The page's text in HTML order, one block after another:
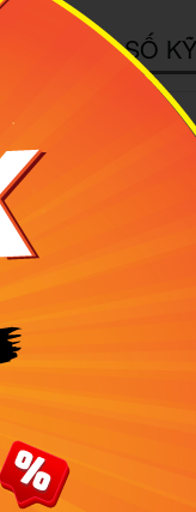
THÔNG SỐ
Chất liệu:
Phù hợp laptop: